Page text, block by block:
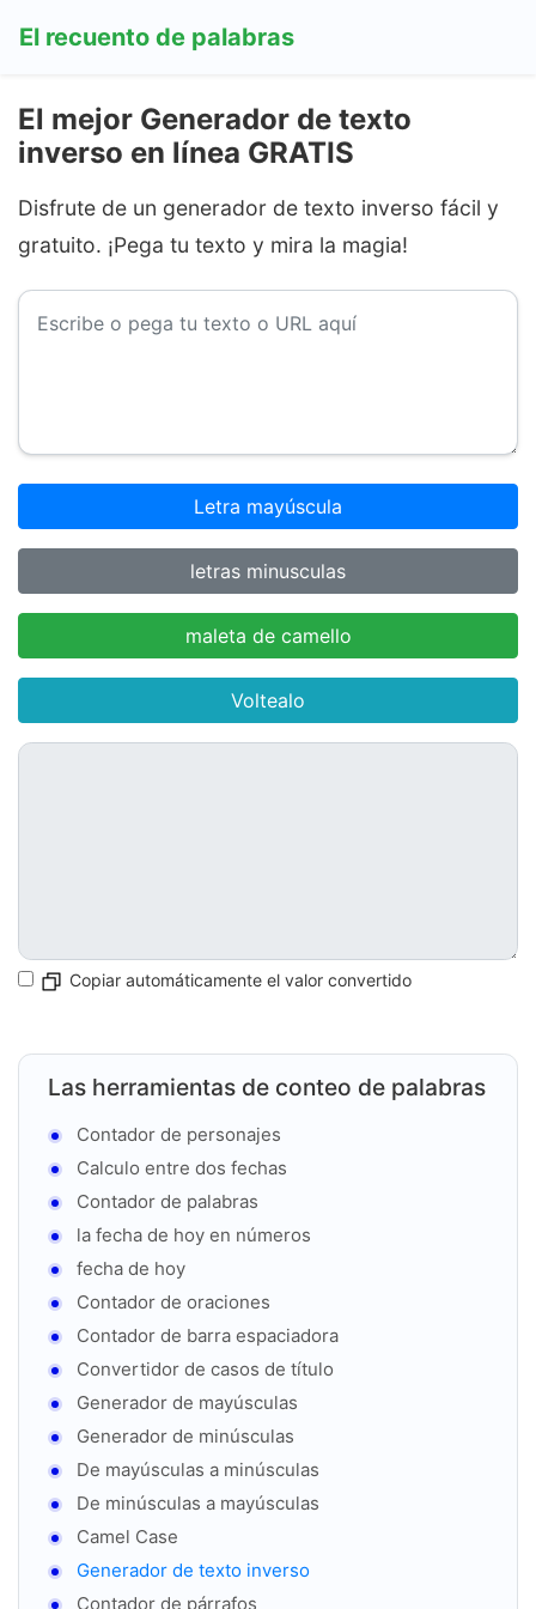
El recuento de palabras
El mejor Generador de texto
inverso en línea GRATIS
Disfrute de un generador de texto inverso fácil y
gratuito. ¡Pega tu texto y mira la magia!
Letra mayúscula
letras minusculas
maleta de camello
Voltealo
Copiar automáticamente el valor convertido
Las herramientas de conteo de palabras
Contador de personajes
Calculo entre dos fechas
Contador de palabras
la fecha de hoy en números
fecha de hoy
Contador de oraciones
Contador de barra espaciadora
Convertidor de casos de título
Generador de mayúsculas
Generador de minúsculas
De mayúsculas a minúsculas
De minúsculas a mayúsculas
Camel Case
Generador de texto inverso
Contador de párrafos